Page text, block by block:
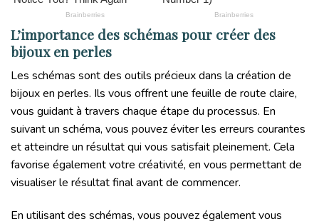
L’importance des schémas pour créer des
bijoux en perles
Les schémas sont des outils précieux dans la création de
bijoux en perles. Ils vous offrent une feuille de route claire,
vous guidant à travers chaque étape du processus. En
suivant un schéma, vous pouvez éviter les erreurs courantes
et atteindre un résultat qui vous satisfait pleinement. Cela
favorise également votre créativité, en vous permettant de
visualiser le résultat final avant de commencer.
En utilisant des schémas, vous pouvez également vous